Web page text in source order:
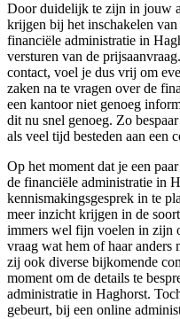
Door duidelijk te zijn in jouw
krijgen bij het inschakelen
financiële administratie in
versturen van de
contact, voel je dus vrij om
zaken na te vragen over de
een kantoor niet genoeg
dit nu snel genoeg. Zo
als veel tijd besteden aan een
Op het moment dat je een
de financiële administratie in
kennismakingsgesprek in te
meer inzicht krijgen in de
immers wel fijn voelen in zijn
vraag wat hem of haar
zij ook diverse bijkomende
moment om de details te
administratie in Haghorst.
gebeurt, bij een online